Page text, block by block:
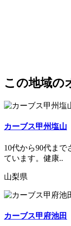
この地域の
カーブス甲州塩山
10代から90代ま
ています。健康..
山梨県
カーブス甲府池田